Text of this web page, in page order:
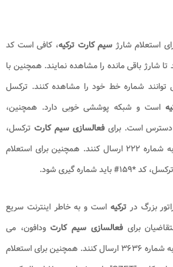
استعلام شارژ سیم کارت ترکیه، کافی است کد
تا شارژ باقی مانده را مشاهده نمایند. همچنین با
گیری کد #۱۰۱* می توانند شماره خط خود را مشاهده کنند. ترکسل
است و شبکه پوششی خوبی دارد. همچنین،
فعالسازی سیم کارت ترکسل،
افراد باید کلمه "Evet" را به شماره ۲۲۲ ارسال کنند. همچنین برای استعلام
شماره گیری شود.
بزرگ درترکیه است و به خاطر اینترنت سریع
برایفعالسازی سیم کارتودافون، می
بایست کلمه "SORGU" را به شماره ۳۶۳۶ ارسال کنند. همچنین برای استعلام